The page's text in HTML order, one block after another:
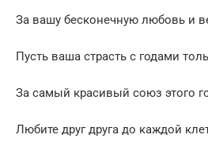
За вашу бесконечную любовь и
Пусть ваша страсть с годами
За самый красивый союз этого
Любите друг друга до каждой